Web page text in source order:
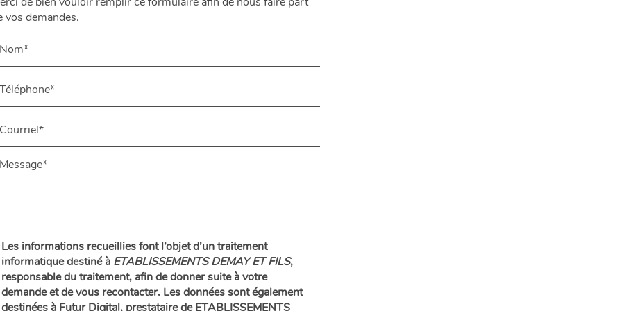
vos demandes.
Les informations recueillies font l’objet d’un traitement
informatique destiné à ETABLISSEMENTS DEMAY ET FILS,
responsable du traitement, afin de donner suite à votre
demande et de vous recontacter. Les données sont également
destinées à Futur Digital, prestataire de ETABLISSEMENTS